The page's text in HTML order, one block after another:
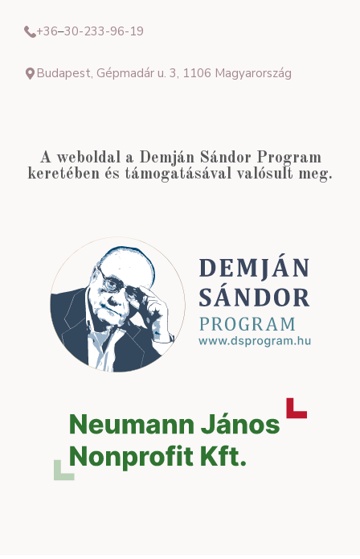
+36–30-233-96-19
Budapest, Gépmadár u. 3, 1106 Magyarország
A weboldal a Demján Sándor Program
keretében és támogatásával valósult meg.